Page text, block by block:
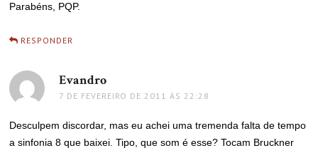
Parabéns, PQP.
RESPONDER
Evandro
7 DE FEVEREIRO DE 2011 ÀS 22:28
Desculpem discordar, mas eu achei uma tremenda falta de tempo
a sinfonia 8 que baixei. Tipo, que som é esse? Tocam Bruckner